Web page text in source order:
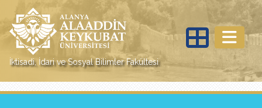
İktisadi, İdari ve Sosyal Bilimler Fakültesi